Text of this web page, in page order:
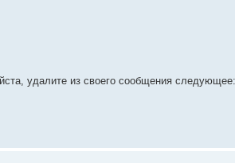
удалите из своего сообщения следующее: